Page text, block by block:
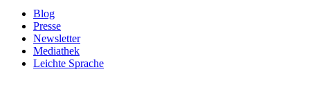
Blog
Presse
Newsletter
Mediathek
Leichte Sprache